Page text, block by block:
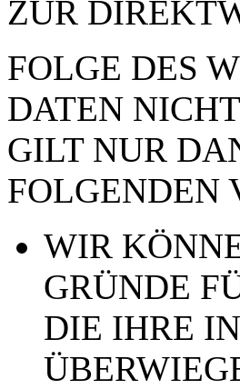
ZUR
FOLGE DES
DATEN
GILT NUR
FOLGENDEN
WIR
GRÜNDE
DIE IHRE